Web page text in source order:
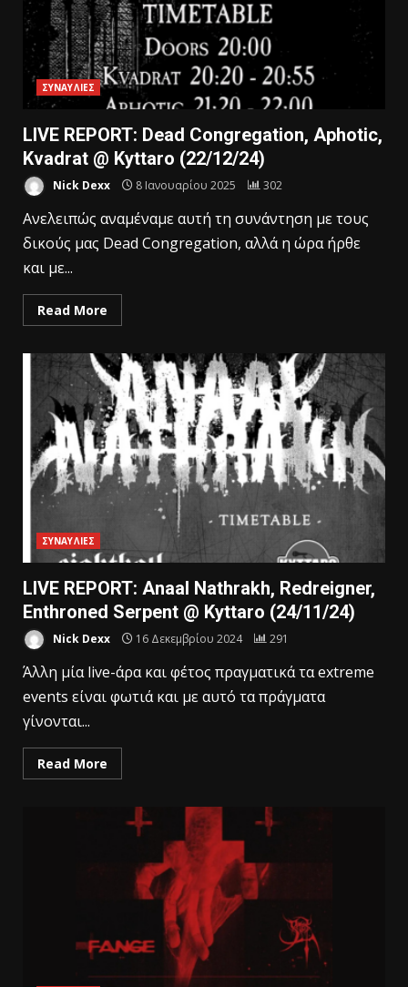
ΣΥΝΑΥΛΙΕΣ
LIVE REPORT: Dead Congregation, Aphotic,
Kvadrat @ Kyttaro (22/12/24)
Nick Dexx 8 Ιανουαρίου 2025 302
Ανελειπώς αναμέναμε αυτή τη συνάντηση με τους
δικούς μας Dead Congregation, αλλά η ώρα ήρθε
και με...
Read More
ΣΥΝΑΥΛΙΕΣ
LIVE REPORT: Anaal Nathrakh, Redreigner,
Enthroned Serpent @ Kyttaro (24/11/24)
Nick Dexx 16 Δεκεμβρίου 2024 291
Άλλη μία live-άρα και φέτος πραγματικά τα extreme
events είναι φωτιά και με αυτό τα πράγματα
γίνονται...
Read More